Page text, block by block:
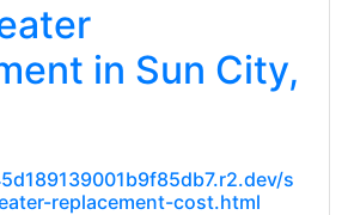
in Sun City,
s
replacement-cost.html